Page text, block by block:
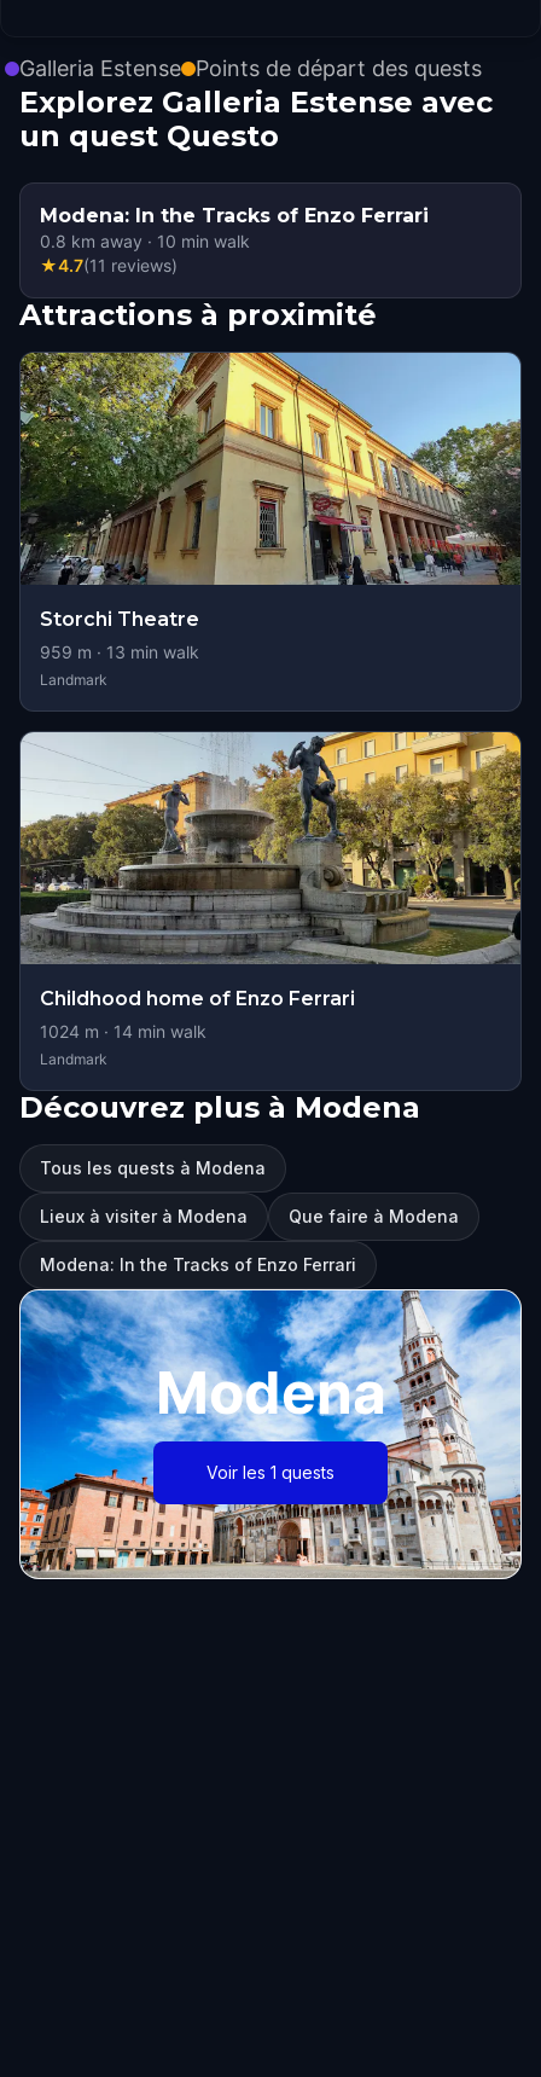
Galleria Estense Points de départ des quests
Explorez Galleria Estense avec
un quest Questo
Modena: In the Tracks of Enzo Ferrari
0.8 km away · 10 min walk
★4.7(11 reviews)
Attractions à proximité
Storchi Theatre
959 m · 13 min walk
Landmark
Childhood home of Enzo Ferrari
1024 m · 14 min walk
Landmark
Découvrez plus à Modena
Tous les quests à Modena
Lieux à visiter à Modena Que faire à Modena
Modena: In the Tracks of Enzo Ferrari
Modena
Voir les 1 quests